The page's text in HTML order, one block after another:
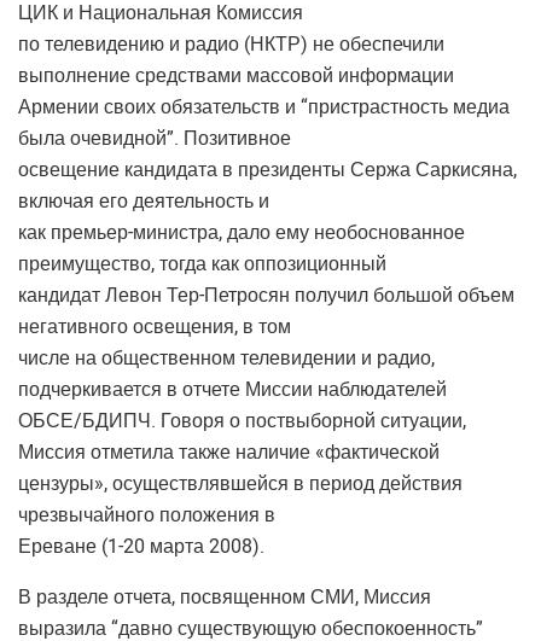
ЦИК и Национальная Комиссия
по телевидению и радио (НКТР) не обеспечили
выполнение средствами массовой информации
Армении своих обязательств и “пристрастность медиа
была очевидной”. Позитивное
освещение кандидата в президенты Сержа Саркисяна,
включая его деятельность и
как премьер-министра, дало ему необоснованное
преимущество, тогда как оппозиционный
кандидат Левон Тер-Петросян получил большой объем
негативного освещения, в том
числе на общественном телевидении и радио,
подчеркивается в отчете Миссии наблюдателей
ОБСЕ/БДИПЧ. Говоря о поствыборной ситуации,
Миссия отметила также наличие «фактической
цензуры», осуществлявшейся в период действия
чрезвычайного положения в
Ереване (1-20 марта 2008).
В разделе отчета, посвященном СМИ, Миссия
выразила “давно существующую обеспокоенность”